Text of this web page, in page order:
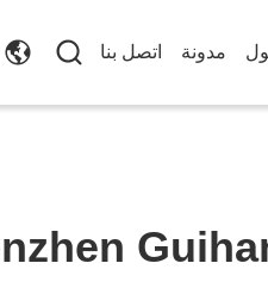
مدونة اتصل بنا